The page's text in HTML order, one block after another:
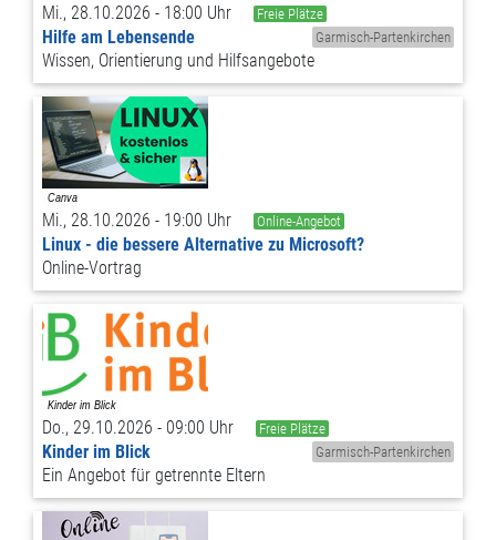
Mi., 28.10.2026 - 18:00 Uhr
Freie Plätze
Garmisch-Partenkirchen
Hilfe am Lebensende
Wissen, Orientierung und Hilfsangebote
Mi., 28.10.2026 - 19:00 Uhr Online-Angebot
Linux - die bessere Alternative zu Microsoft?
Online-Vortrag
Do., 29.10.2026 - 09:00 Uhr
Freie Plätze
Garmisch-Partenkirchen
Kinder im Blick
Ein Angebot für getrennte Eltern